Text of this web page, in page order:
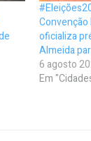
oficializa
Almeida
6 agosto
Em